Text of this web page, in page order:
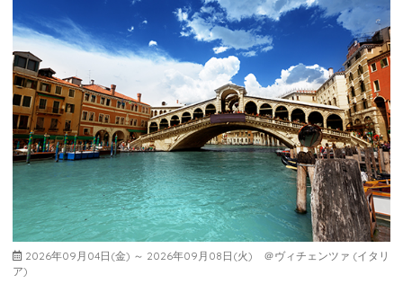
2026年09月04日(金) ～ 2026年09月08日(火) ＠ヴィチェンツァ (イタリ
ア)